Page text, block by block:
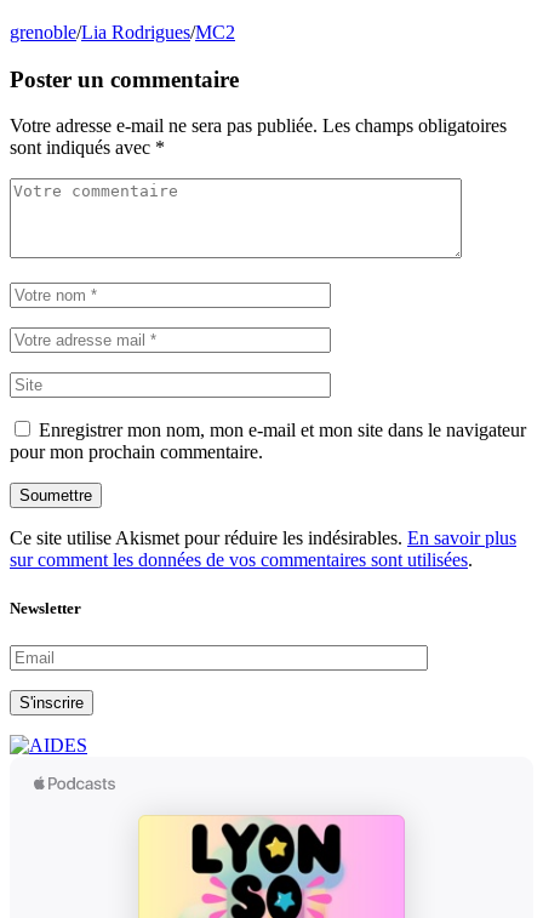
grenoble/Lia Rodrigues/MC2
Poster un commentaire
Votre adresse e-mail ne sera pas publiée. Les champs obligatoires
sont indiqués avec *
Enregistrer mon nom, mon e-mail et mon site dans le navigateur
pour mon prochain commentaire.
Soumettre
Ce site utilise Akismet pour réduire les indésirables. En savoir plus
sur comment les données de vos commentaires sont utilisées.
Newsletter
S'inscrire